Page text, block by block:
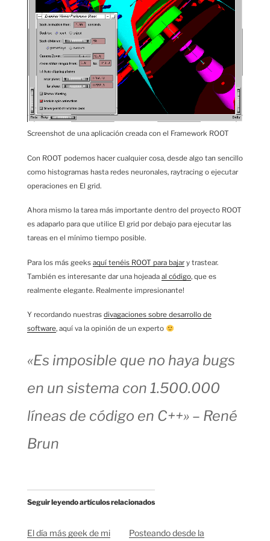
Screenshot de una aplicación creada con el Framework ROOT
Con ROOT podemos hacer cualquier cosa, desde algo tan sencillo
como histogramas hasta redes neuronales, raytracing o ejecutar
operaciones en El grid.
Ahora mismo la tarea más importante dentro del proyecto ROOT
es adaparlo para que utilice El grid por debajo para ejecutar las
tareas en el mínimo tiempo posible.
Para los más geeks aquí tenéis ROOT para bajary trastear.
También es interesante dar una hojeada al código, que es
realmente elegante. Realmente impresionante!
Y recordando nuestras divagaciones sobre desarrollo de
software, aquí va la opinión de un experto
«Es imposible que no haya bugs
en un sistema con 1.500.000
líneas de código en C++» – René
Brun
Seguir leyendo artículos relacionados
El día más geek de mi
Posteando desde la